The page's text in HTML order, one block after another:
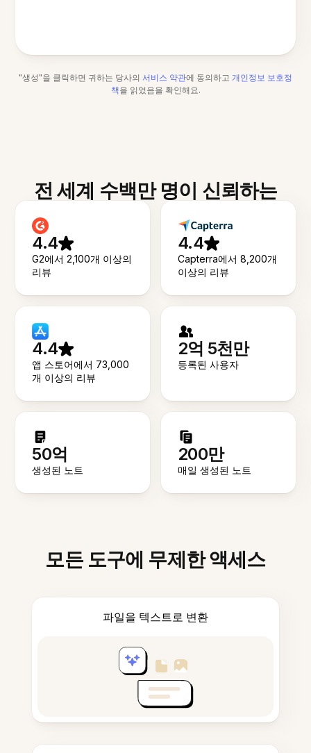
"생성"을 클릭하면 귀하는 당사의 서비스 약관에 동의하고 개인정보 보호정
책을 읽었음을 확인해요.
전 세계 수백만 명이 신뢰하는
4.4
G2에서 2,100개 이상의
리뷰
4.4
Capterra에서 8,200개
이상의 리뷰
4.4
앱 스토어에서 73,000
개 이상의 리뷰
2억 5천만
등록된 사용자
50억
생성된 노트
200만
매일 생성된 노트
모든 도구에 무제한 액세스
파일을 텍스트로 변환